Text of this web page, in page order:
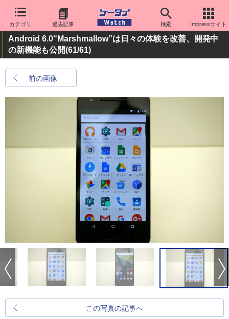
カテゴリ 過去記事 検索 Impressサイト
Android 6.0“Marshmallow”は日々の体験を改善、開発中
の新機能も公開(61/61)
前の画像
この写真の記事へ